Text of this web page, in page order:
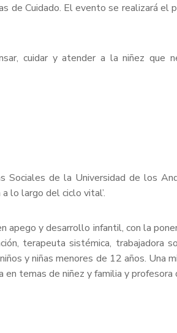
de Cuidado. El evento se realizará
cuidar y atender a la niñez que
de la Universidad de los
lo largo del ciclo vital’.
apego y desarrollo infantil, con la
terapeuta sistémica, trabajadora
y niñas menores de 12 años.
temas de niñez y familia y